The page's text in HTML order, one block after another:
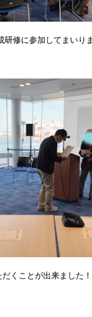
研修に参加してまいり
くことが出来ました